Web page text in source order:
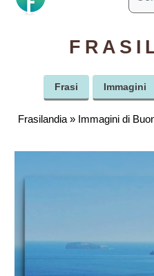
Frasi Immagini
Frasilandia » Immagini di